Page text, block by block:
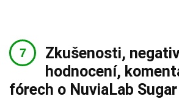
Zkušenosti,
hodnocení,
fórech o NuviaLab